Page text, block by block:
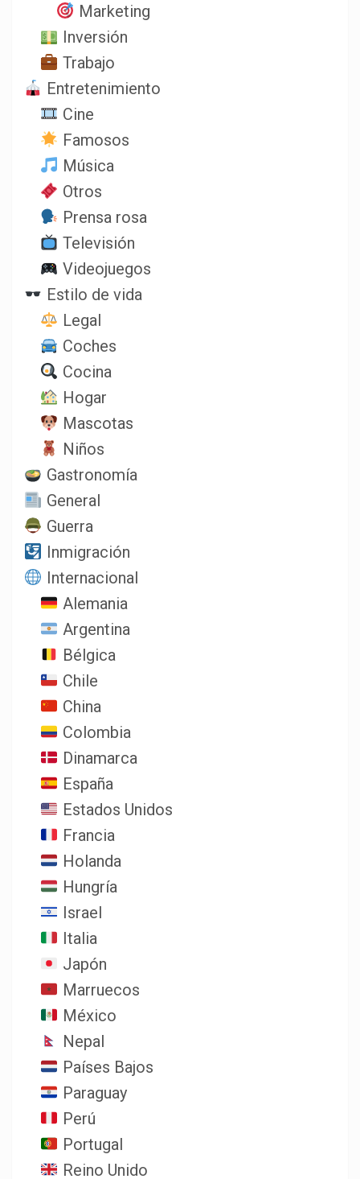
Marketing
Inversión
Trabajo
Entretenimiento
Cine
Famosos
Música
Otros
Prensa rosa
Televisión
Videojuegos
Estilo de vida
Legal
Coches
Cocina
Hogar
Mascotas
Niños
Gastronomía
General
Guerra
Inmigración
Internacional
Alemania
Argentina
Bélgica
Chile
China
Colombia
Dinamarca
España
Estados Unidos
Francia
Holanda
Hungría
Israel
Italia
Japón
Marruecos
México
Nepal
Países Bajos
Paraguay
Perú
Portugal
Reino Unido